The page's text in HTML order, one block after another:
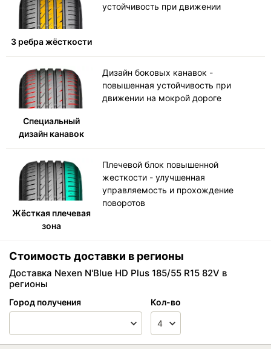
3 ребра жёсткости
устойчивость при движении
Специальный
дизайн канавок
Дизайн боковых канавок -
повышенная устойчивость при
движении на мокрой дороге
Жёсткая плечевая
зона
Плечевой блок повышенной
жесткости - улучшенная
управляемость и прохождение
поворотов
Стоимость доставки в регионы
Доставка Nexen N'Blue HD Plus 185/55 R15 82V в
регионы
Город получения Кол-во